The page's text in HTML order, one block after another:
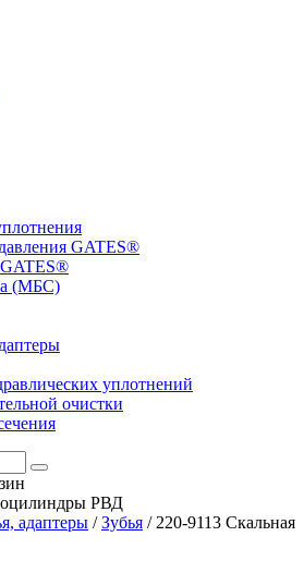
GATES®
(МБС)
уплотнений
очистки
РВД
адаптеры /Зубья / 220-9113 Скальная